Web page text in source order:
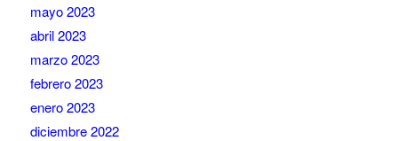
mayo 2023
abril 2023
marzo 2023
febrero 2023
enero 2023
diciembre 2022